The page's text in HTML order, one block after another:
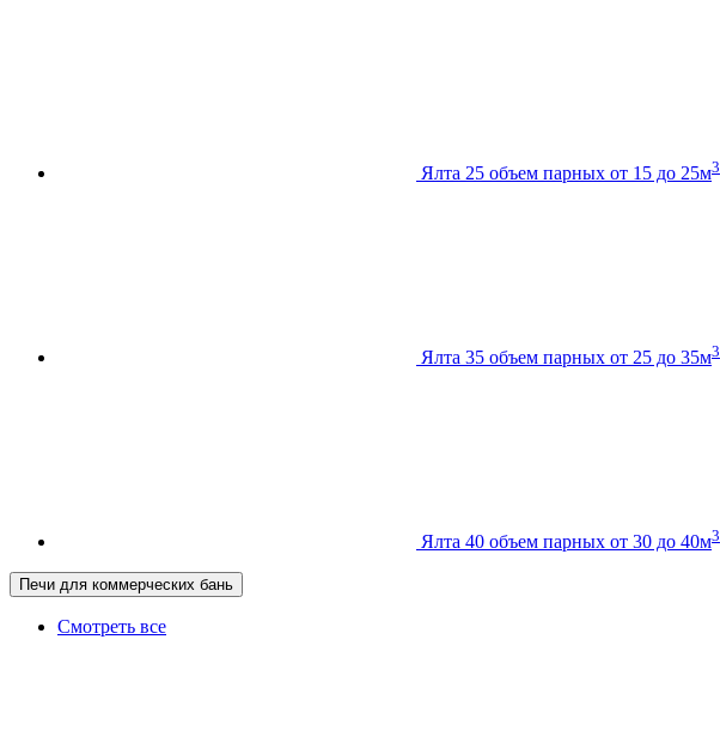
Ялта 25 объем парных от 15 до 25м3
Ялта 35 объем парных от 25 до 35м3
Ялта 40 объем парных от 30 до 40м3
Печи для коммерческих бань
Смотреть все